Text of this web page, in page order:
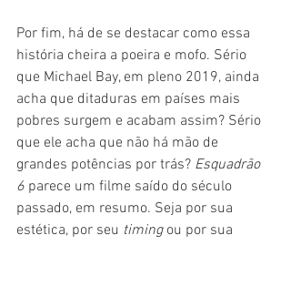
Por fim, há de se destacar como essa
história cheira a poeira e mofo. Sério
que Michael Bay, em pleno 2019, ainda
acha que ditaduras em países mais
pobres surgem e acabam assim? Sério
que ele acha que não há mão de
grandes potências por trás? Esquadrão
6 parece um filme saído do século
passado, em resumo. Seja por sua
estética, por seu timing ou por sua